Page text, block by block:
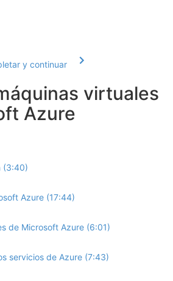
y continuar
virtuales
Azure
(3:40)
Azure (17:44)
de Microsoft Azure (6:01)
servicios de Azure (7:43)